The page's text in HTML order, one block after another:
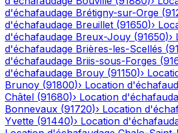
d'échafaudage Brétigny-sur-Orge (
d'échafaudage Breuillet (91650)›
d'échafaudage Breux-Jouy (91650)›
d'échafaudage Brières-les-Scellés (
d'échafaudage Briis-sous-Forges (
d'échafaudage Brouy (91150)›
Brunoy (91800)› Location
Châtel (91680)› Location
Bonnevaux (91720)› Location
Yvette (91440)› Location